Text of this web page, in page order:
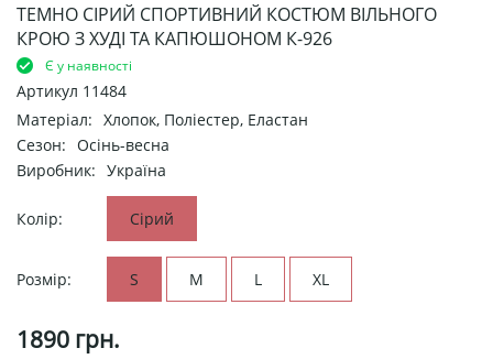
ТЕМНО СІРИЙ СПОРТИВНИЙ КОСТЮМ ВІЛЬНОГО
КРОЮ З ХУДІ ТА КАПЮШОНОМ К-926
Є у наявності
Артикул 11484
Матеріал: Хлопок, Поліестер, Еластан
Сезон: Осінь-весна
Виробник: Україна
Колір: Сірий
Розмір: S M L XL
1890 грн.